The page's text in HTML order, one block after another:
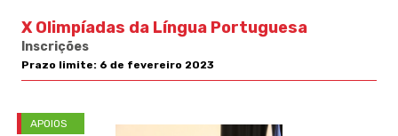
X Olimpíadas da Língua Portuguesa
Inscrições
Prazo limite: 6 de fevereiro 2023
APOIOS